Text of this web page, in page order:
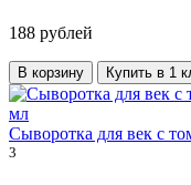
188 рублей
В корзину Купить в 1
Сыворотка для век с
3